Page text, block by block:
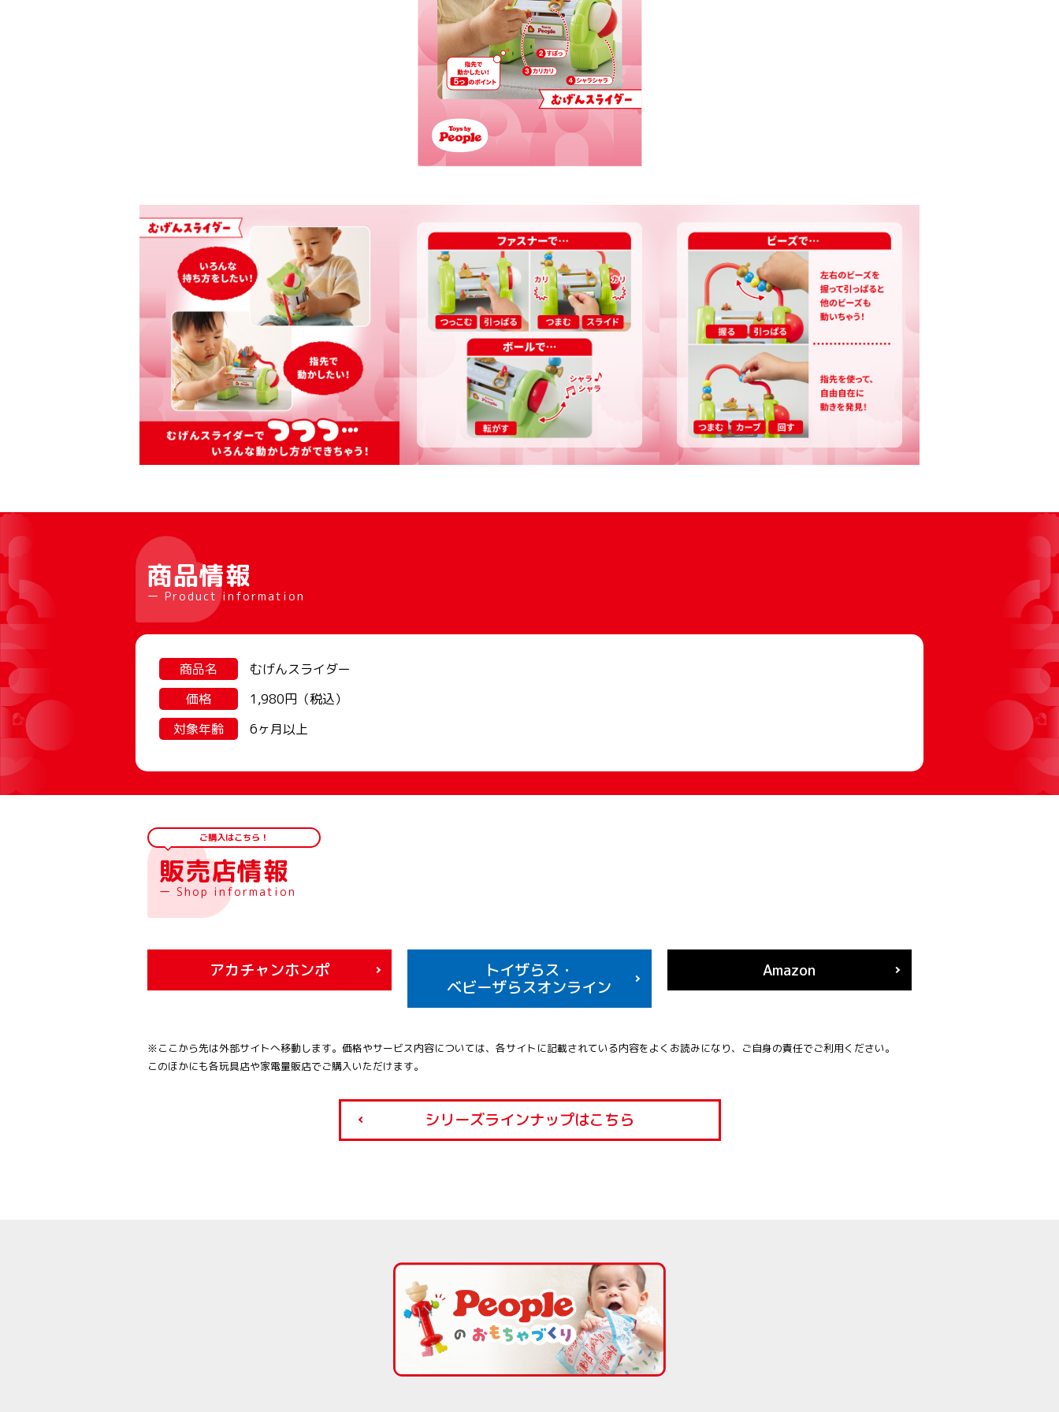
商品情報
ー Product information
商品名
むげんスライダー
価格
1,980円（税込）
対象年齢
6ヶ月以上
ご購入はこちら！
販売店情報
ー Shop information
アカチャンホンポ
トイザらス・
ベビーザらスオンライン
Amazon
※ここから先は外部サイトへ移動します。価格やサービス内容については、各サイトに記載されている内容をよくお読みになり、ご自身の責任でご利用ください。
このほかにも各玩具店や家電量販店でご購入いただけます。
シリーズラインナップはこちら